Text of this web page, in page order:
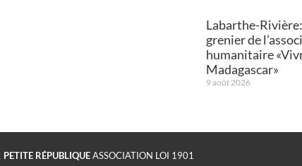
Labarthe-
grenier de
humanitaire
Madagascar»
9 août 2026
PETITE RÉPUBLIQUEASSOCIATION LOI 1901